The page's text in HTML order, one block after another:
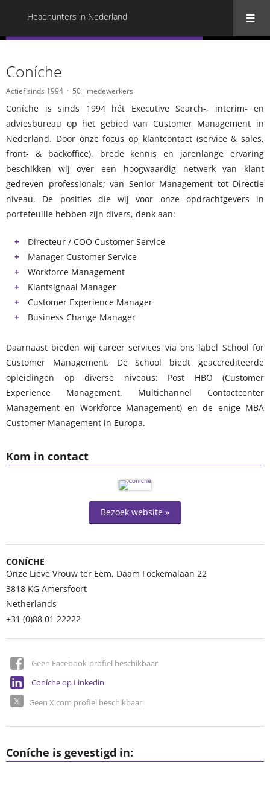
Headhunters in Nederland
Kom in contact
Bezoek website »
CONÍCHE
Onze Lieve Vrouw ter Eem, Daam Fockemalaan 22
3818 KG Amersfoort
Netherlands
+31 (0)88 01 22222
Geen Facebook-profiel beschikbaar
Coníche op Linkedin
Geen X.com profiel beschikbaar
Coníche
Actief sinds 1994 50+ medewerkers
Coníche is sinds 1994 hét Executive Search-, interim- en
adviesbureau op het gebied van Customer Management in
Nederland. Door onze focus op klantcontact (service & sales,
front- & backoffice), brede kennis en jarenlange ervaring
beschikken wij over een hoogwaardig netwerk van klant
gedreven professionals; van Senior Management tot Directie
niveau. De posities die wij voor onze opdrachtgevers in
portefeuille hebben zijn divers, denk aan:
Directeur / COO Customer Service
Manager Customer Service
Workforce Management
Klantsignaal Manager
Customer Experience Manager
Business Change Manager
Daarnaast bieden wij career services via ons label School for
Customer Management. De School biedt geaccrediteerde
opleidingen op diverse niveaus: Post HBO (Customer
Experience Management, Multichannel Contactcenter
Management en Workforce Management) en de enige MBA
Customer Management in Europa.
Coníche is gevestigd in: